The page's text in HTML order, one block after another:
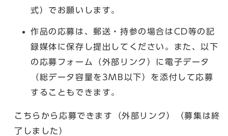
式）でお願いします。
作品の応募は、郵送・持参の場合はCD等の記
録媒体に保存し提出してください。また、以下
の応募フォーム（外部リンク）に電子データ
（総データ容量を3MB以下）を添付して応募
することもできます。
こちらから応募できます（外部リンク）（募集は終
了しました）